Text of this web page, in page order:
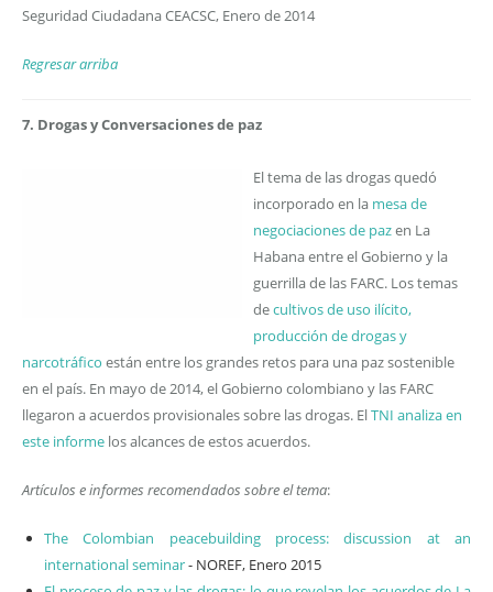
Seguridad Ciudadana CEACSC, Enero de 2014
Regresar arriba
7. Drogas y Conversaciones de paz
El tema de las drogas quedó
incorporado en la mesa de
negociaciones de pazen La
Habana entre el Gobierno y la
guerrilla de las FARC. Los temas
decultivos de uso ilícito,
producción de drogas y
narcotráfico están entre los grandes retos para una paz sostenible
en el país. En mayo de 2014, el Gobierno colombiano y las FARC
llegaron a acuerdos provisionales sobre las drogas. ElTNI analiza en
este informe los alcances de estos acuerdos.
Artículos e informes recomendados sobre el tema:
The Colombian peacebuilding process: discussion at an
international seminar- NOREF, Enero 2015